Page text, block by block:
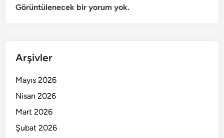
Görüntülenecek bir yorum yok.
Arşivler
Mayıs 2026
Nisan 2026
Mart 2026
Şubat 2026